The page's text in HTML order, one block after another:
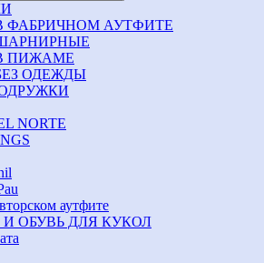
ФАБРИЧНОМ АУТФИТЕ
ПИЖАМЕ
ОДЕЖДЫ
NORTE
аутфите
ОБУВЬ ДЛЯ КУКОЛ